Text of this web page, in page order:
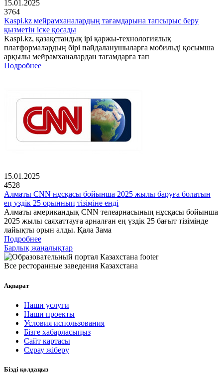
15.01.2025
3764
Kaspi.kz мейрамханалардың тағамдарына тапсырыс беру
қызметін іске қосады
Kaspi.kz, қазақстандық ірі қаржы-технологиялық
платформалардың бірі пайдаланушыларға мобильді қосымша
арқылы мейрамханалардан тағамдарға тап
Подробнее
15.01.2025
4528
Алматы CNN нұсқасы бойынша 2025 жылы баруға болатын
ең үздік 25 орынның тізіміне енді
Алматы американдық CNN телеарнасының нұсқасы бойынша
2025 жылы саяхаттауға арналған ең үздік 25 бағыт тізімінде
лайықты орын алды. Қала Зама
Подробнее
Барлық жаңалықтар
Все ресторанные заведения Казахстана
Ақпарат
Наши услуги
Наши проекты
Условия использования
Бізге хабарласыңыз
Сайт картасы
Сұрау жіберу
Бізді қолдаңыз